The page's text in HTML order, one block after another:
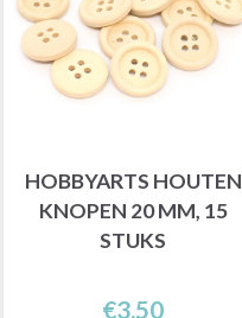
HOBBYARTS HOUTEN
KNOPEN 20 MM, 15
STUKS
€3,50